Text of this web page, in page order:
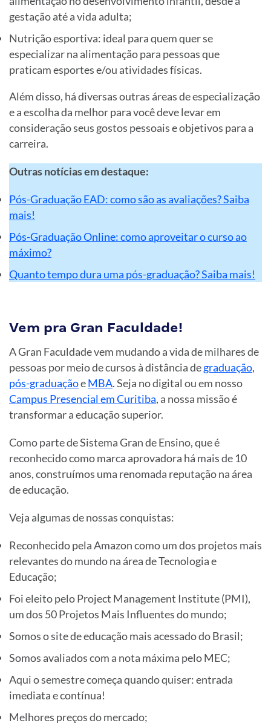
gestação até a vida adulta;
Nutrição esportiva: ideal para quem quer se
especializar na alimentação para pessoas que
praticam esportes e/ou atividades físicas.
Além disso, há diversas outras áreas de especialização
e a escolha da melhor para você deve levar em
consideração seus gostos pessoais e objetivos para a
carreira.
Outras notícias em destaque:
Pós-Graduação EAD: como são as avaliações? Saiba
mais!
Pós-Graduação Online: como aproveitar o curso ao
máximo?
Quanto tempo dura uma pós-graduação? Saiba mais!
Vem pra Gran Faculdade!
A Gran Faculdade vem mudando a vida de milhares de
pessoas por meio de cursos à distância degraduação,
pós-graduaçãoeMBA. Seja no digital ou em nosso
Campus Presencial em Curitiba, a nossa missão é
transformar a educação superior.
Como parte de Sistema Gran de Ensino, que é
reconhecido como marca aprovadora há mais de 10
anos, construímos uma renomada reputação na área
de educação.
Veja algumas de nossas conquistas:
Reconhecido pela Amazon como um dos projetos mais
relevantes do mundo na área de Tecnologia e
Educação;
Foi eleito pelo Project Management Institute (PMI),
um dos 50 Projetos Mais Influentes do mundo;
Somos o site de educação mais acessado do Brasil;
Somos avaliados com a nota máxima pelo MEC;
Aqui o semestre começa quando quiser: entrada
imediata e contínua!
Melhores preços do mercado;